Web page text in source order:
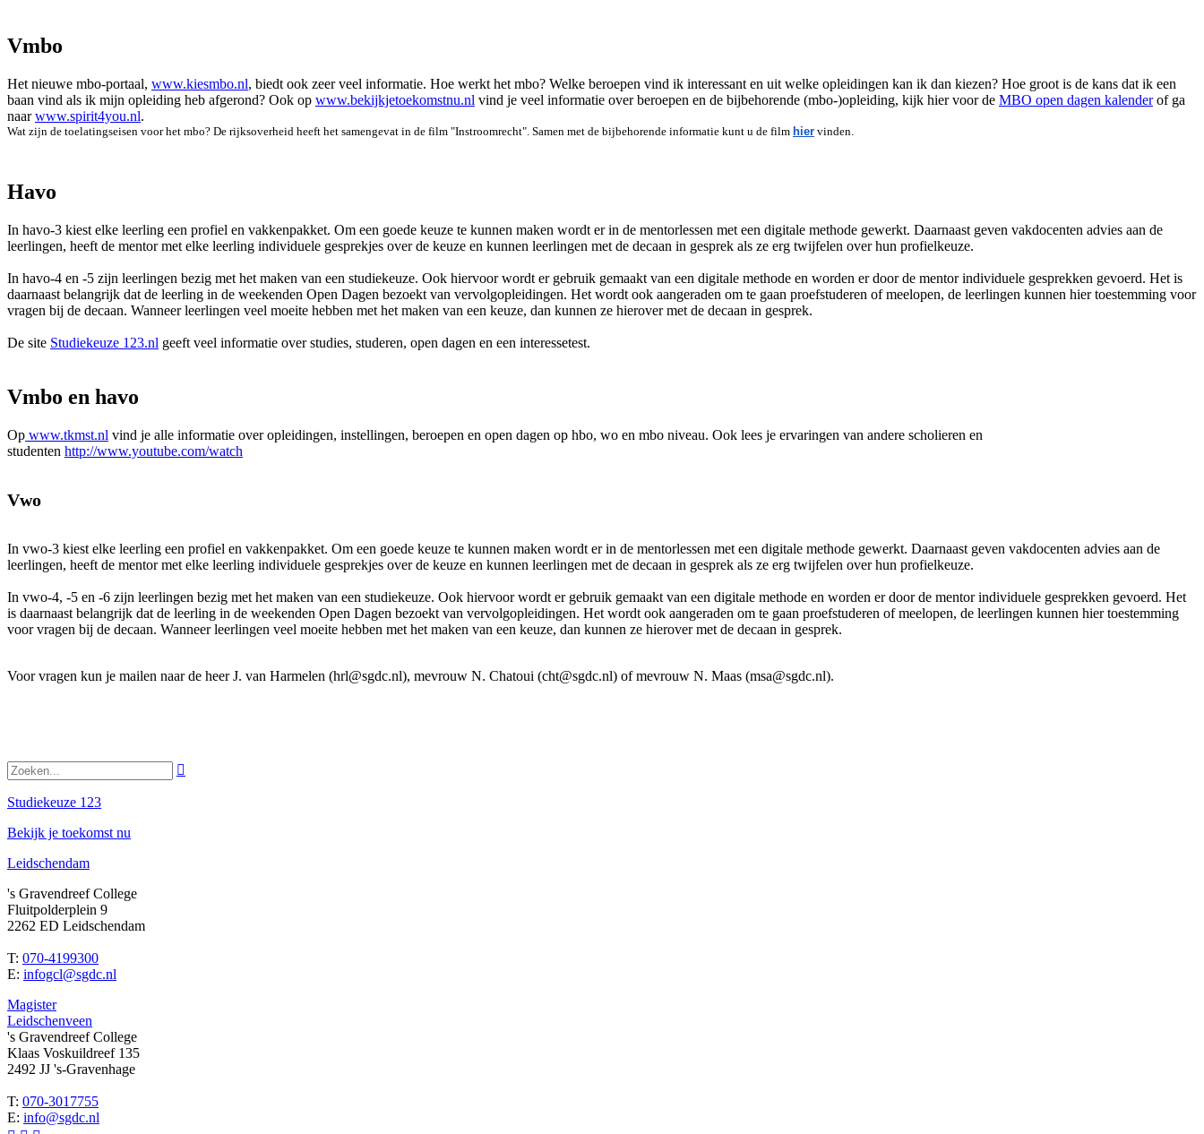
Vmbo
Het nieuwe mbo-portaal, www.kiesmbo.nl, biedt ook zeer veel informatie. Hoe werkt het mbo? Welke beroepen vind ik interessant en uit welke opleidingen kan ik dan kiezen? Hoe groot is de kans dat ik een
baan vind als ik mijn opleiding heb afgerond? Ook op www.bekijkjetoekomstnu.nl vind je veel informatie over beroepen en de bijbehorende (mbo-)opleiding, kijk hier voor de MBO open dagen kalenderof ga
naarwww.spirit4you.nl.
Wat zijn de toelatingseisen voor het mbo? De rijksoverheid heeft het samengevat in de film "Instroomrecht". Samen met de bijbehorende informatie kunt u de film hier vinden.
Havo
In havo-3 kiest elke leerling een profiel en vakkenpakket. Om een goede keuze te kunnen maken wordt er in de mentorlessen met een digitale methode gewerkt. Daarnaast geven vakdocenten advies aan de
leerlingen, heeft de mentor met elke leerling individuele gesprekjes over de keuze en kunnen leerlingen met de decaan in gesprek als ze erg twijfelen over hun profielkeuze.
In havo-4 en -5 zijn leerlingen bezig met het maken van een studiekeuze. Ook hiervoor wordt er gebruik gemaakt van een digitale methode en worden er door de mentor individuele gesprekken gevoerd. Het is
daarnaast belangrijk dat de leerling in de weekenden Open Dagen bezoekt van vervolgopleidingen. Het wordt ook aangeraden om te gaan proefstuderen of meelopen, de leerlingen kunnen hier toestemming voor
vragen bij de decaan. Wanneer leerlingen veel moeite hebben met het maken van een keuze, dan kunnen ze hierover met de decaan in gesprek.
De site Studiekeuze 123.nl geeft veel informatie over studies, studeren, open dagen en een interessetest.
Vmbo en havo
Op www.tkmst.nl vind je alle informatie over opleidingen, instellingen, beroepen en open dagen op hbo, wo en mbo niveau. Ook lees je ervaringen van andere scholieren en
studenten http://www.youtube.com/watch
Vwo
In vwo-3 kiest elke leerling een profiel en vakkenpakket. Om een goede keuze te kunnen maken wordt er in de mentorlessen met een digitale methode gewerkt. Daarnaast geven vakdocenten advies aan de
leerlingen, heeft de mentor met elke leerling individuele gesprekjes over de keuze en kunnen leerlingen met de decaan in gesprek als ze erg twijfelen over hun profielkeuze.
In vwo-4, -5 en -6 zijn leerlingen bezig met het maken van een studiekeuze. Ook hiervoor wordt er gebruik gemaakt van een digitale methode en worden er door de mentor individuele gesprekken gevoerd. Het
is daarnaast belangrijk dat de leerling in de weekenden Open Dagen bezoekt van vervolgopleidingen. Het wordt ook aangeraden om te gaan proefstuderen of meelopen, de leerlingen kunnen hier toestemming
voor vragen bij de decaan. Wanneer leerlingen veel moeite hebben met het maken van een keuze, dan kunnen ze hierover met de decaan in gesprek.
Voor vragen kun je mailen naar de heer J. van Harmelen (hrl@sgdc.nl), mevrouw N. Chatoui (cht@sgdc.nl) of mevrouw N. Maas (msa@sgdc.nl).

Studiekeuze 123
Bekijk je toekomst nu
Leidschendam
's Gravendreef College
Fluitpolderplein 9
2262 ED Leidschendam
T: 070-4199300
E: infogcl@sgdc.nl
Magister
Leidschenveen
's Gravendreef College
Klaas Voskuildreef 135
2492 JJ 's-Gravenhage
T: 070-3017755
E: info@sgdc.nl